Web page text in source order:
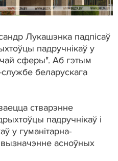
Лукашэнка падпісаў
падручнікаў у
сферы". Аб гэтым
беларускага
стварэнне
падручнікаў і
у гуманітарна-
асноўных